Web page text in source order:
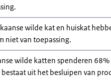
wilde kat en huiskat
niet van toepassing.
wilde katten spenderen
uit het besluipen van